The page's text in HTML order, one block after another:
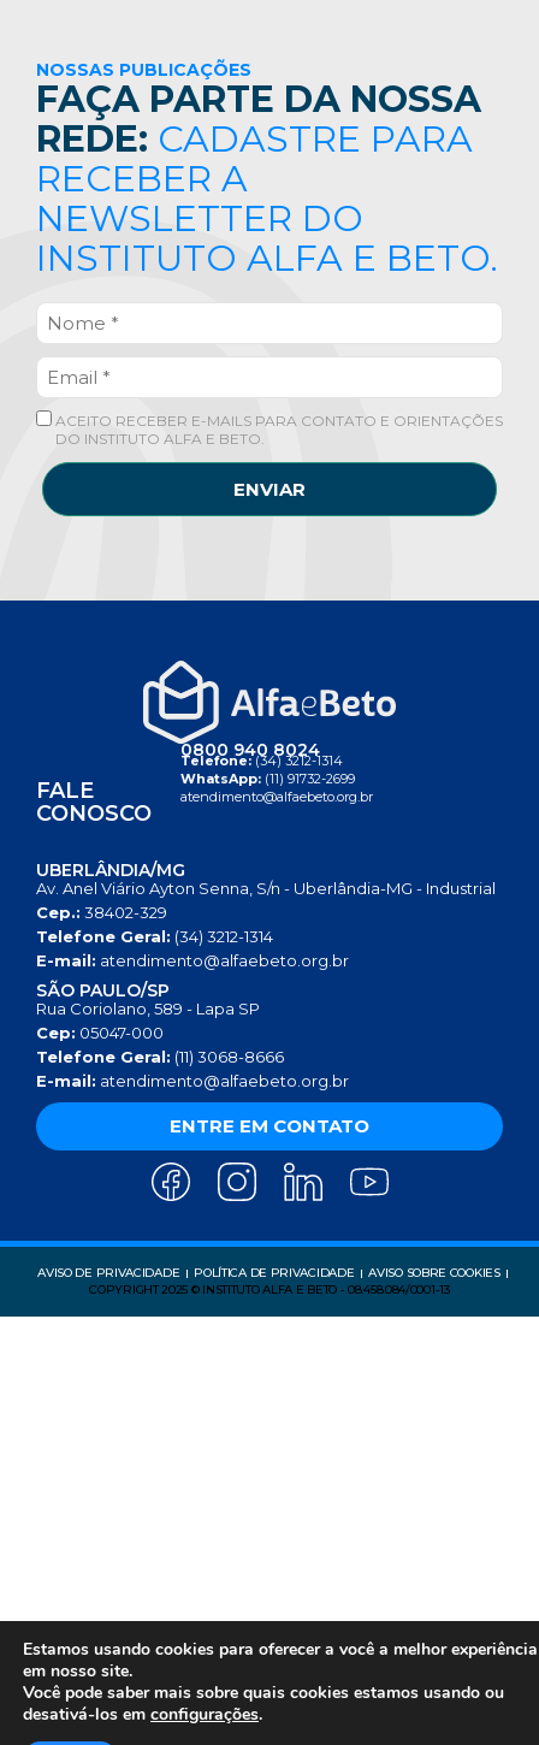
NOSSAS PUBLICAÇÕES
FAÇA PARTE DA NOSSA
REDE: CADASTRE PARA
RECEBER A
NEWSLETTER DO
INSTITUTO ALFA E BETO.
ACEITO RECEBER E-MAILS PARA CONTATO E ORIENTAÇÕES
DO INSTITUTO ALFA E BETO.
ENVIAR
FALE
CONOSCO
0800 940 8024
Telefone:(34) 3212-1314
WhatsApp: (11) 91732-2699
atendimento@alfaebeto.org.br
UBERLÂNDIA/MG
Av. Anel Viário Ayton Senna, S/n - Uberlândia-MG - Industrial
Cep.: 38402-329
Telefone Geral: (34) 3212-1314
E-mail: atendimento@alfaebeto.org.br
SÃO PAULO/SP
Rua Coriolano, 589 - Lapa SP
Cep: 05047-000
Telefone Geral: (11) 3068-8666
E-mail: atendimento@alfaebeto.org.br
ENTRE EM CONTATO
AVISO DE PRIVACIDADE POLÍTICA DE PRIVACIDADE
AVISO SOBRE COOKIES
COPYRIGHT 2025 © INSTITUTO ALFA E BETO - 08.458.084/0001-13
Estamos usando cookies para oferecer a você a melhor experiência
em nosso site.
Você pode saber mais sobre quais cookies estamos usando ou
desativá-los em configurações.